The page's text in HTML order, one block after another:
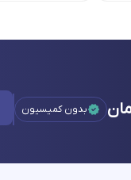
بدون کمیسیون